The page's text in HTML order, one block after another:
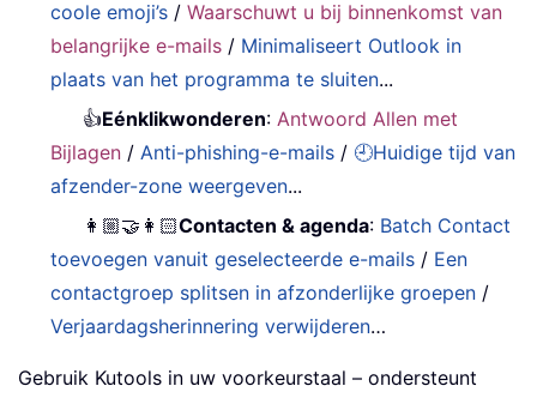
coole emoji’s /Waarschuwt u bij binnenkomst van
belangrijke e-mails / Minimaliseert Outlook in
plaats van het programma te sluiten...
👍Eénklikwonderen: Antwoord Allen met
Bijlagen / Anti-phishing-e-mails / 🕘Huidige tijd van
afzender-zone weergeven...
👩🏼‍🤝‍👩🏻Contacten & agenda: Batch Contact
toevoegen vanuit geselecteerde e-mails / Een
contactgroep splitsen in afzonderlijke groepen /
Verjaardagsherinnering verwijderen…
Gebruik Kutools in uw voorkeurstaal – ondersteunt